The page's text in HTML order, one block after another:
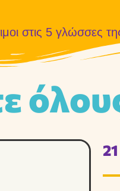
στις 5 γλώσσες